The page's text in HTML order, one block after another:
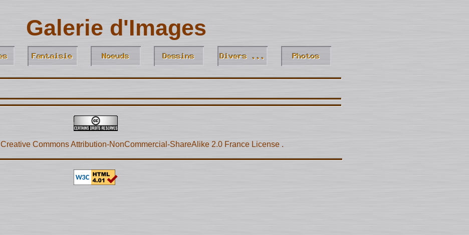
Creative Commons Attribution-NonCommercial-ShareAlike 2.0 France License .
Galerie d'Images